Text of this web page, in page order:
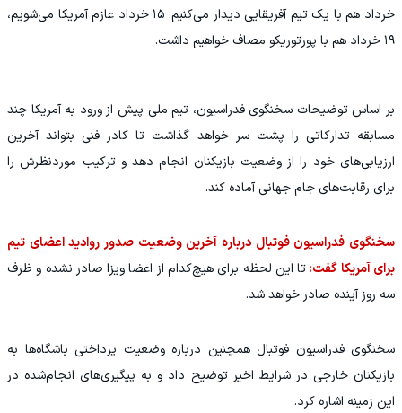
خرداد هم با یک تیم آفریقایی دیدار می‌کنیم. ۱۵ خرداد عازم آمریکا می‌شویم،
۱۹ خرداد هم با پورتوریکو مصاف خواهیم داشت.
بر اساس توضیحات سخنگوی فدراسیون، تیم ملی پیش از ورود به آمریکا چند
مسابقه تدارکاتی را پشت سر خواهد گذاشت تا کادر فنی بتواند آخرین
ارزیابی‌های خود را از وضعیت بازیکنان انجام دهد و ترکیب موردنظرش را
برای رقابت‌های جام جهانی آماده کند.
سخنگوی فدراسیون فوتبال درباره آخرین وضعیت صدور روادید اعضای تیم
برای آمریکا گفت:تا این لحظه برای هیچ‌کدام از اعضا ویزا صادر نشده و ظرف
سه روز آینده صادر خواهد شد.
سخنگوی فدراسیون فوتبال همچنین درباره وضعیت پرداختی باشگاه‌ها به
بازیکنان خارجی در شرایط اخیر توضیح داد و به پیگیری‌های انجام‌شده در
این زمینه اشاره کرد.